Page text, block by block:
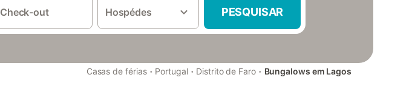
Check-out Hospédes PESQUISAR
Casas de férias · Portugal · Distrito de Faro · Bungalows em Lagos